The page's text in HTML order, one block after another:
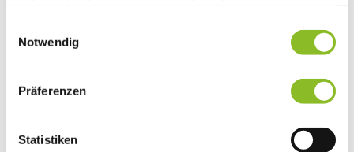
Notwendig
Präferenzen
Statistiken
Wirtschaft
Unternehmen & Standort